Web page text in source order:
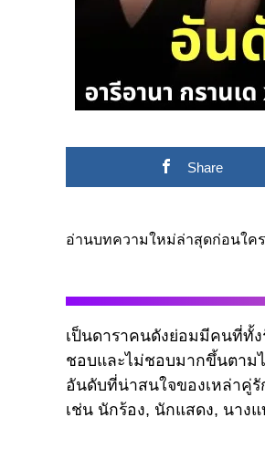
Share
อ่านบทความใหม่ล่าสุดก่อนใคร
เป็นดาราคนดังย่อมมีคนที่ทั้ง
ชอบและไม่ชอบมากขึ้นตามไ
อันดับที่น่าสนใจของเหล่าคู่
เช่น นักร้อง, นักแสดง, นาง